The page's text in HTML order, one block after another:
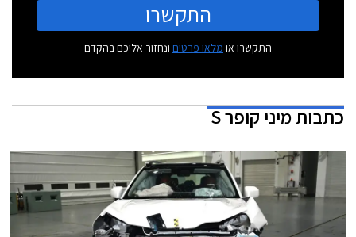
התקשרו
התקשרו או מלאו פרטים ונחזור אליכם בהקדם
כתבותמיני קופר S